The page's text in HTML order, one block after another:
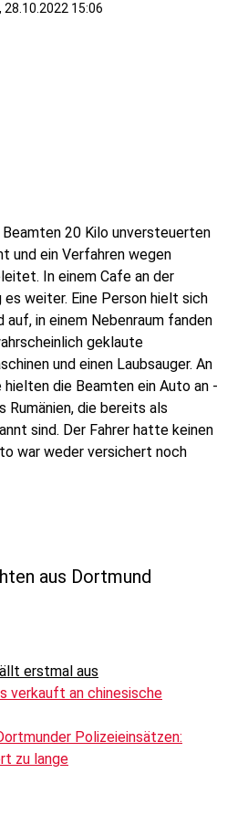
28.10.2022 15:06
20 Kilo unversteuerten
und ein Verfahren wegen
In einem Cafe an der
weiter. Eine Person hielt sich
auf, in einem Nebenraum fanden
geklaute
und einen Laubsauger. An
die Beamten ein Auto an -
Rumänien, die bereits als
sind. Der Fahrer hatte keinen
war weder versichert noch
aus Dortmund
erstmal aus
verkauft an chinesische
Polizeieinsätzen:
zu lange